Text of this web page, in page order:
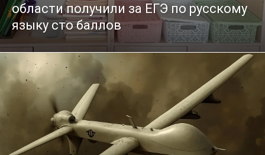
области получили за ЕГЭ по русскому
языку сто баллов